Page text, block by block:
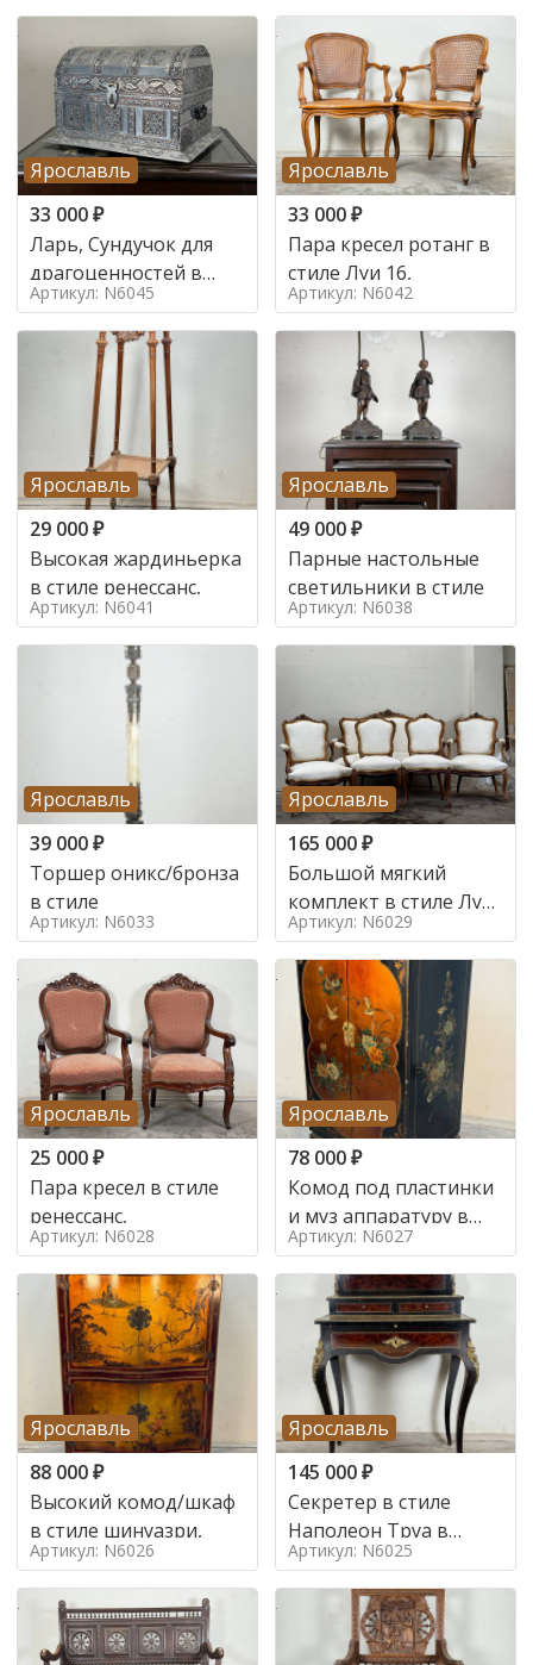
Ярославль
33 000₽
Ларь, Сундучок для
драгоценностей в
стиле
Артикул: N6045
Ярославль
33 000₽
Пара кресел ротанг в
стиле Луи 16,
Артикул: N6042
Ярославль
29 000₽
Высокая жардиньерка
в стиле ренессанс,
Артикул: N6041
Ярославль
49 000₽
Парные настольные
светильники в стиле
Артикул: N6038
Ярославль
39 000₽
Торшер оникс/бронза
в стиле
Артикул: N6033
Ярославль
165 000₽
Большой мягкий
комплект в стиле Луи
в стиле
Артикул: N6029
Ярославль
25 000₽
Пара кресел в стиле
ренессанс,
Артикул: N6028
Ярославль
78 000₽
Комод под пластинки
и муз аппаратуру в
стиле шинуазри,
Артикул: N6027
Ярославль
88 000₽
Высокий комод/шкаф
в стиле шинуазри,
Артикул: N6026
Ярославль
145 000₽
Секретер в стиле
Наполеон Труа в
стиле 19 век
Артикул: N6025